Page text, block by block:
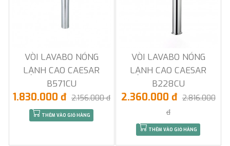
VÒI LAVABO NÓNG
LẠNH CAO CAESAR
B571CU
1.830.000 đ 2.156.000 đ
THÊM VÀO GIỎ HÀNG
VÒI LAVABO NÓNG
LẠNH CAO CAESAR
B228CU
2.360.000 đ 2.816.000
đ
THÊM VÀO GIỎ HÀNG